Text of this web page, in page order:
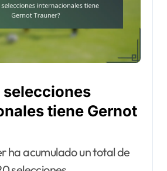
selecciones
tiene Gernot
ha acumulado un total de